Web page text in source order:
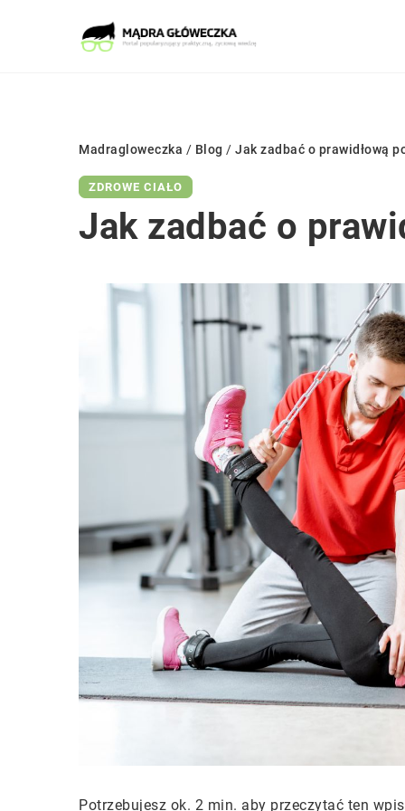
Madragloweczka / Blog / Jak zadbać o prawidłową
ZDROWE CIAŁO
Jak zadbać o
Potrzebujesz ok. 2 min. aby przeczytać ten wpis